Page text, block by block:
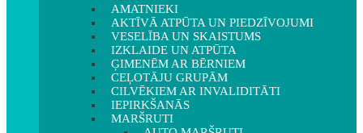
AMATNIEKI
AKTĪVĀ ATPŪTA UN PIEDZĪVOJUMI
VESELĪBA UN SKAISTUMS
IZKLAIDE UN ATPŪTA
ĢIMENĒM AR BĒRNIEM
CEĻOTĀJU GRUPĀM
CILVĒKIEM AR INVALIDITĀTI
IEPIRKŠANĀS
MARŠRUTI